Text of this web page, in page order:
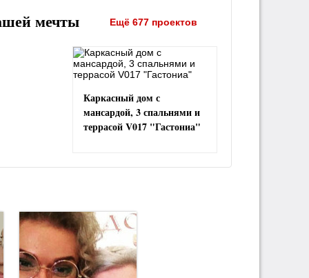
мечты Ещё 677 проектов
Каркасный дом с
мансардой, 3 спальнями и
террасой V017 "Гастониа"